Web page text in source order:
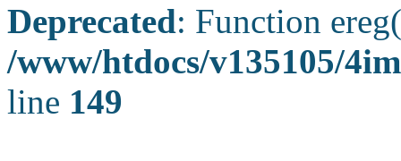
Deprecated: Function
/www/htdocs/v135105/
line 149